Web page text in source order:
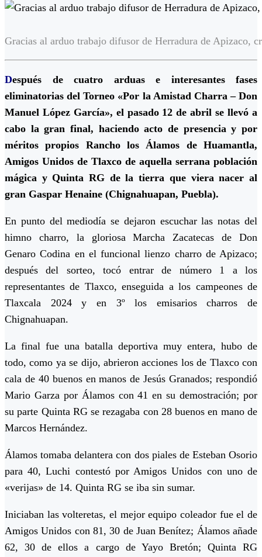
Gracias al arduo trabajo difusor de Herradura de Apizaco,
Después de cuatro arduas e interesantes fases
eliminatorias del Torneo «Por la Amistad Charra – Don
Manuel López García», el pasado 12 de abril se llevó a
cabo la gran final, haciendo acto de presencia y por
méritos propios Rancho los Álamos de Huamantla,
Amigos Unidos de Tlaxco de aquella serrana población
mágica y Quinta RG de la tierra que viera nacer al
gran Gaspar Henaine (Chignahuapan, Puebla).
En punto del mediodía se dejaron escuchar las notas del
himno charro, la gloriosa Marcha Zacatecas de Don
Genaro Codina en el funcional lienzo charro de Apizaco;
después del sorteo, tocó entrar de número 1 a los
representantes de Tlaxco, enseguida a los campeones de
Tlaxcala 2024 y en 3º los emisarios charros de
Chignahuapan.
La final fue una batalla deportiva muy entera, hubo de
todo, como ya se dijo, abrieron acciones los de Tlaxco con
cala de 40 buenos en manos de Jesús Granados; respondió
Mario Garza por Álamos con 41 en su demostración; por
su parte Quinta RG se rezagaba con 28 buenos en mano de
Marcos Hernández.
Álamos tomaba delantera con dos piales de Esteban Osorio
para 40, Luchi contestó por Amigos Unidos con uno de
«verijas» de 14. Quinta RG se iba sin sumar.
Iniciaban las volteretas, el mejor equipo coleador fue el de
Amigos Unidos con 81, 30 de Juan Benítez; Álamos añade
62, 30 de ellos a cargo de Yayo Bretón; Quinta RG